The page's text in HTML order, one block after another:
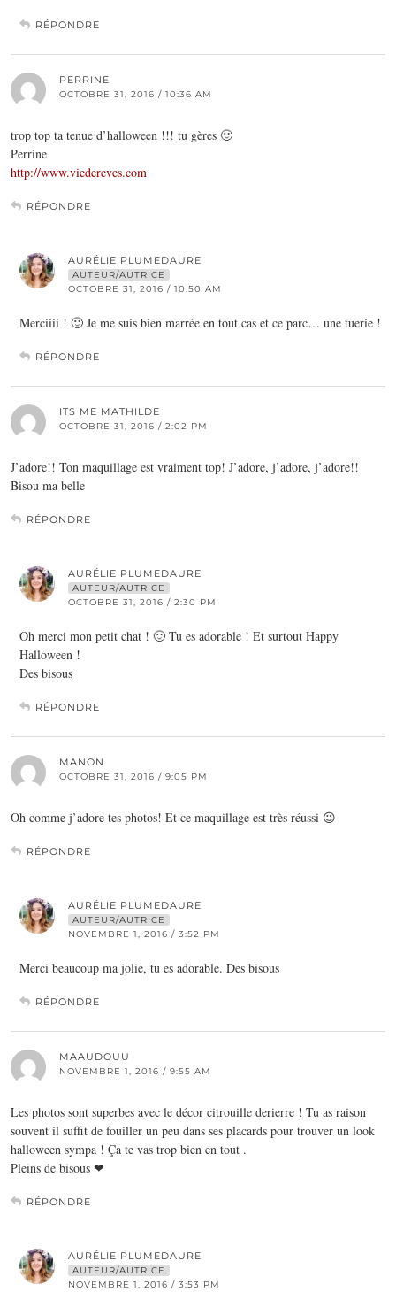
RÉPONDRE
PERRINE
OCTOBRE 31, 2016 / 10:36 AM
trop top ta tenue d’halloween !!! tu gères 🙂
Perrine
http://www.viedereves.com
RÉPONDRE
AURÉLIE PLUMEDAURE
AUTEUR/AUTRICE
OCTOBRE 31, 2016 / 10:50 AM
Merciiii ! 🙂 Je me suis bien marrée en tout cas et ce parc… une tuerie !
RÉPONDRE
ITS ME MATHILDE
OCTOBRE 31, 2016 / 2:02 PM
J’adore!! Ton maquillage est vraiment top! J’adore, j’adore, j’adore!!
Bisou ma belle
RÉPONDRE
AURÉLIE PLUMEDAURE
AUTEUR/AUTRICE
OCTOBRE 31, 2016 / 2:30 PM
Oh merci mon petit chat ! 🙂 Tu es adorable ! Et surtout Happy
Halloween !
Des bisous
RÉPONDRE
MANON
OCTOBRE 31, 2016 / 9:05 PM
Oh comme j’adore tes photos! Et ce maquillage est très réussi 😉
RÉPONDRE
AURÉLIE PLUMEDAURE
AUTEUR/AUTRICE
NOVEMBRE 1, 2016 / 3:52 PM
Merci beaucoup ma jolie, tu es adorable. Des bisous
RÉPONDRE
MAAUDOUU
NOVEMBRE 1, 2016 / 9:55 AM
Les photos sont superbes avec le décor citrouille derierre ! Tu as raison
souvent il suffit de fouiller un peu dans ses placards pour trouver un look
halloween sympa ! Ça te vas trop bien en tout .
Pleins de bisous ❤
RÉPONDRE
AURÉLIE PLUMEDAURE
AUTEUR/AUTRICE
NOVEMBRE 1, 2016 / 3:53 PM